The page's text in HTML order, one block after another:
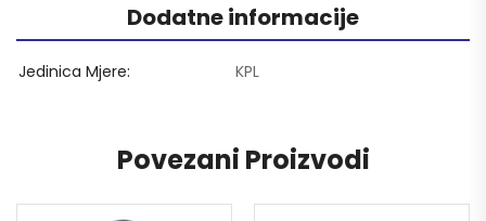
Dodatne informacije
Jedinica Mjere KPL
Povezani Proizvodi